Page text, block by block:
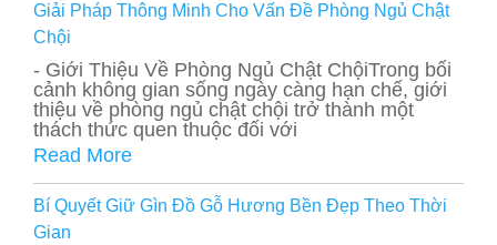
Giải Pháp Thông Minh Cho Vấn Đề Phòng Ngủ Chật
Chội
- Giới Thiệu Về Phòng Ngủ Chật ChộiTrong bối
cảnh không gian sống ngày càng hạn chế, giới
thiệu về phòng ngủ chật chội trở thành một
thách thức quen thuộc đối với
Read More
Bí Quyết Giữ Gìn Đồ Gỗ Hương Bền Đẹp Theo Thời
Gian